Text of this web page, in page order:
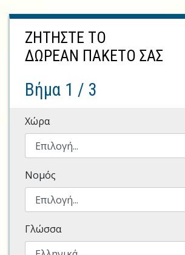
ΖΗΤΗΣΤΕ ΤΟ
ΔΩΡΕΑΝ ΠΑΚΕΤΟ ΣΑΣ
Βήμα 1 / 3
Χώρα
Νομός
Γλώσσα